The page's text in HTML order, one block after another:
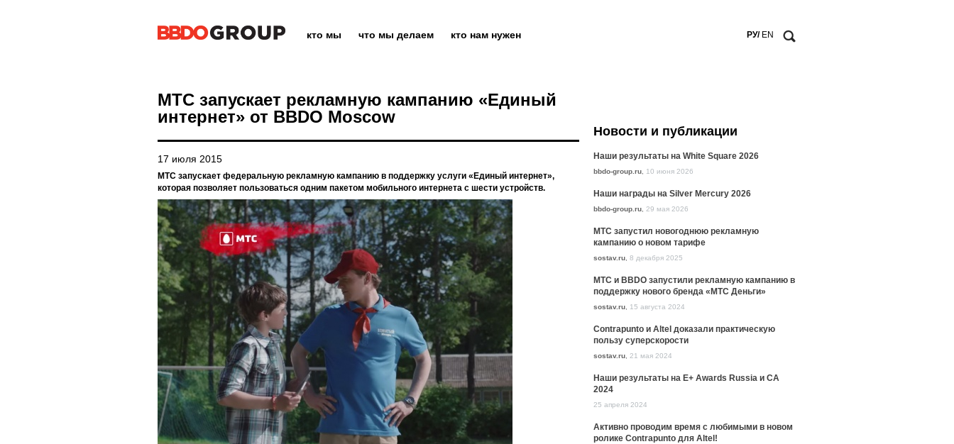
кто мы что мы делаем кто нам нужен РУ/ EN
МТС запускает рекламную кампанию «Единый
интернет» от BBDO Moscow
17 июля 2015
МТС запускает федеральную рекламную кампанию в поддержку услуги «Единый интернет»,
которая позволяет пользоваться одним пакетом мобильного интернета с шести устройств.
Новости и публикации
Наши результаты на White Square 2026
bbdo-group.ru 10 июня 2026
Наши награды на Silver Mercury 2026
bbdo-group.ru 29 мая 2026
МТС запустил новогоднюю рекламную
кампанию о новом тарифе
sostav.ru 8 декабря 2025
МТС и BBDO запустили рекламную кампанию в
поддержку нового бренда «МТС Деньги»
sostav.ru 15 августа 2024
Contrapunto и Altel доказали практическую
пользу суперскорости
sostav.ru 21 мая 2024
Наши результаты на E+ Awards Russia и CA
2024
25 апреля 2024
Активно проводим время с любимыми в новом
ролике Contrapunto для Altel!